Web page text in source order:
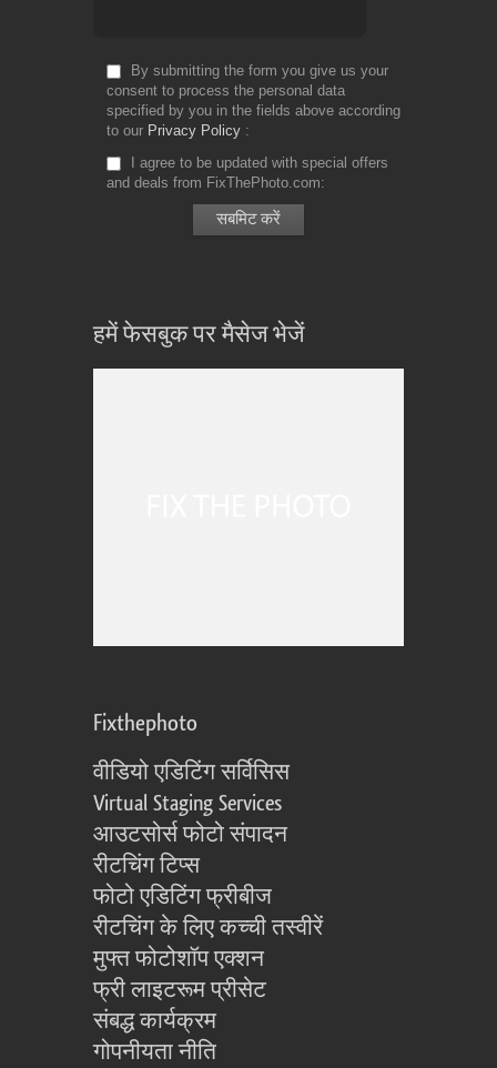
By submitting the form you give us your
consent to process the personal data
specified by you in the fields above according
to our Privacy Policy
I agree to be updated with special offers
and deals from FixThePhoto.com
हमें फेसबुक पर मैसेज भेजें
Fixthephoto
वीडियो एडिटिंग सर्विसिस
Virtual Staging Services
आउटसोर्स फोटो संपादन
रीटचिंग टिप्स
फोटो एडिटिंग फ्रीबीज
रीटचिंग के लिए कच्ची तस्वीरें
मुफ्त फोटोशॉप एक्शन
फ्री लाइटरूम प्रीसेट
संबद्ध कार्यक्रम
गोपनीयता नीति